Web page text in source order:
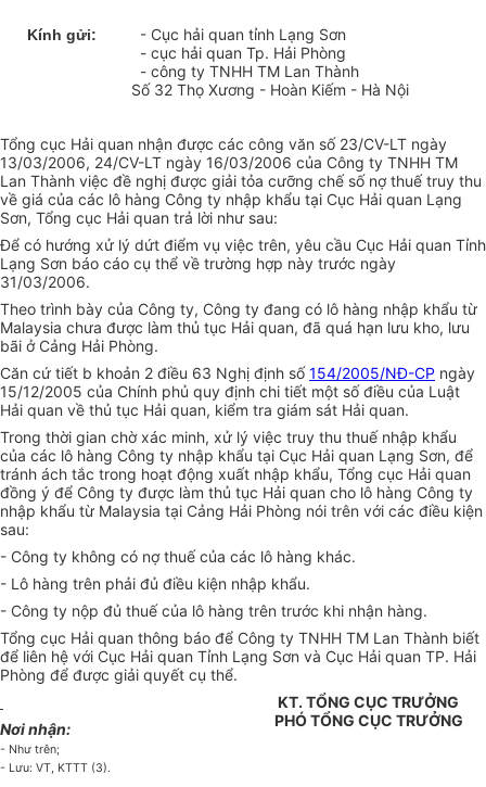
Kính gửi:
- Cục hải quan tỉnh Lạng Sơn
- cục hải quan Tp. Hải Phòng
- công ty TNHH TM Lan Thành
Số 32 Thọ Xương - Hoàn Kiếm - Hà Nội
Tổng cục Hải quan nhận được các công văn số 23/CV-LT ngày
13/03/2006, 24/CV-LT ngày 16/03/2006 của Công ty TNHH TM
Lan Thành việc đề nghị được giải tỏa cưỡng chế số nợ thuế truy thu
về giá của các lô hàng Công ty nhập khẩu tại Cục Hải quan Lạng
Sơn, Tổng cục Hải quan trả lời như sau:
Để có hướng xử lý dứt điểm vụ việc trên, yêu cầu Cục Hải quan Tỉnh
Lạng Sơn báo cáo cụ thể về trường hợp này trước ngày
31/03/2006.
Theo trình bày của Công ty, Công ty đang có lô hàng nhập khẩu từ
Malaysia chưa được làm thủ tục Hải quan, đã quá hạn lưu kho, lưu
bãi ở Cảng Hải Phòng.
Căn cứ tiết b khoản 2 điều 63 Nghị định số154/2005/NĐ-CP ngày
15/12/2005 của Chính phủ quy định chi tiết một số điều của Luật
Hải quan về thủ tục Hải quan, kiểm tra giám sát Hải quan.
Trong thời gian chờ xác minh, xử lý việc truy thu thuế nhập khẩu
của các lô hàng Công ty nhập khẩu tại Cục Hải quan Lạng Sơn, để
tránh ách tắc trong hoạt động xuất nhập khẩu, Tổng cục Hải quan
đồng ý để Công ty được làm thủ tục Hải quan cho lô hàng Công ty
nhập khẩu từ Malaysia tại Cảng Hải Phòng nói trên với các điều kiện
sau:
- Công ty không có nợ thuế của các lô hàng khác.
- Lô hàng trên phải đủ điều kiện nhập khẩu.
- Công ty nộp đủ thuế của lô hàng trên trước khi nhận hàng.
Tổng cục Hải quan thông báo để Công ty TNHH TM Lan Thành biết
để liên hệ với Cục Hải quan Tỉnh Lạng Sơn và Cục Hải quan TP. Hải
Phòng để được giải quyết cụ thể.
Nơi nhận:
- Như trên;
- Lưu: VT, KTTT (3).
KT. TỔNG CỤC TRƯỞNG
PHÓ TỔNG CỤC TRƯỞNG